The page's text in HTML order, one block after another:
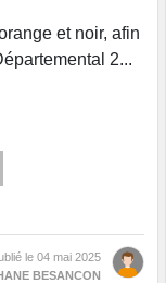
et noir, afin
2...
le 04 mai 2025
BESANCON